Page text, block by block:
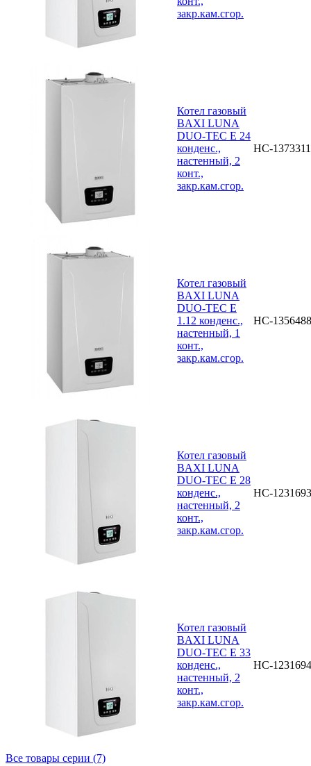
закр.кам.сгор.
Котел газовый
BAXI LUNA
DUO-TEC E 24
конденс.,
настенный, 2
конт.,
закр.кам.сгор.
НС-1373311
Котел газовый
BAXI LUNA
DUO-TEC E
1.12 конденс.,
настенный, 1
конт.,
закр.кам.сгор.
НС-1356488
Котел газовый
BAXI LUNA
DUO-TEC E 28
конденс.,
настенный, 2
конт.,
закр.кам.сгор.
НС-1231693
Котел газовый
BAXI LUNA
DUO-TEC E 33
конденс.,
настенный, 2
конт.,
закр.кам.сгор.
НС-1231694
Все товары серии (7)